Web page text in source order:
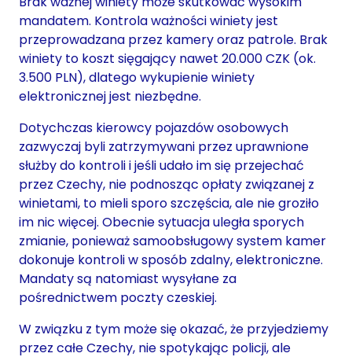
mandatem. Kontrola ważności winiety jest
przeprowadzana przez kamery oraz patrole. Brak
winiety to koszt sięgający nawet 20.000 CZK (ok.
3.500 PLN), dlatego wykupienie winiety
elektronicznej jest niezbędne.
Dotychczas kierowcy pojazdów osobowych
zazwyczaj byli zatrzymywani przez uprawnione
służby do kontroli i jeśli udało im się przejechać
przez Czechy, nie podnosząc opłaty związanej z
winietami, to mieli sporo szczęścia, ale nie groziło
im nic więcej. Obecnie sytuacja uległa sporych
zmianie, ponieważ samoobsługowy system kamer
dokonuje kontroli w sposób zdalny, elektroniczne.
Mandaty są natomiast wysyłane za
pośrednictwem poczty czeskiej.
W związku z tym może się okazać, że przyjedziemy
przez całe Czechy, nie spotykając policji, ale